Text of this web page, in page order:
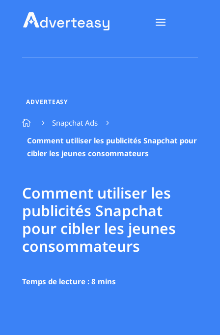
ADVERTEASY
 5 Snapchat Ads 5
Comment utiliser les publicités Snapchat pour
cibler les jeunes consommateurs
Comment utiliser les
publicités Snapchat
pour cibler les jeunes
consommateurs